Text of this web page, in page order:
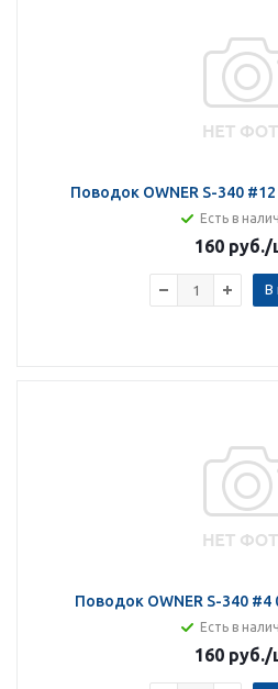
Поводок OWNER S-340
Есть в
160 руб./
В
Поводок OWNER S-340 #4
Есть в
160 руб./